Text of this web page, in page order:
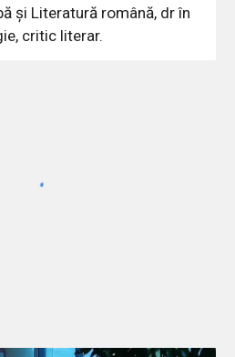
și Literatură română, dr în
critic literar.